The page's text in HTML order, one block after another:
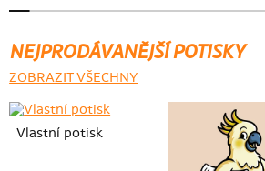
NEJPRODÁVANĚJŠÍ POTISKY
ZOBRAZIT VŠECHNY
Vlastní potisk